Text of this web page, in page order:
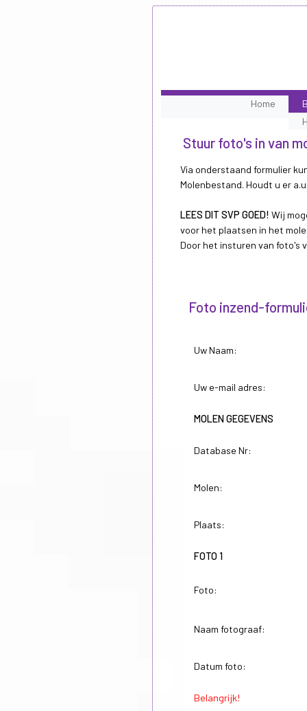
Home
Stuur foto's in van
Via onderstaand formulier
Molenbestand. Houdt u er
LEES DIT SVP GOED! Wij
voor het plaatsen in het
Door het insturen van foto's
Foto inzend-
Uw Naam:
Uw e-mail adres:
MOLEN GEGEVENS
Database Nr:
Molen:
Plaats:
FOTO 1
Foto:
Naam fotograaf:
Datum foto:
Belangrijk!